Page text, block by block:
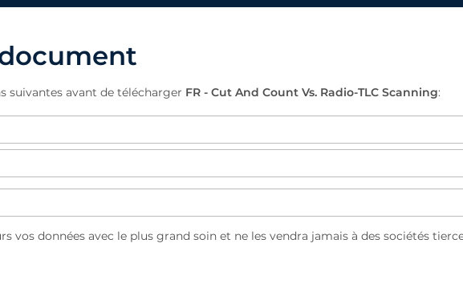
suivantes avant de télécharger FR - Cut And Count Vs. Radio-TLC Scanning:
vos données avec le plus grand soin et ne les vendra jamais à des sociétés